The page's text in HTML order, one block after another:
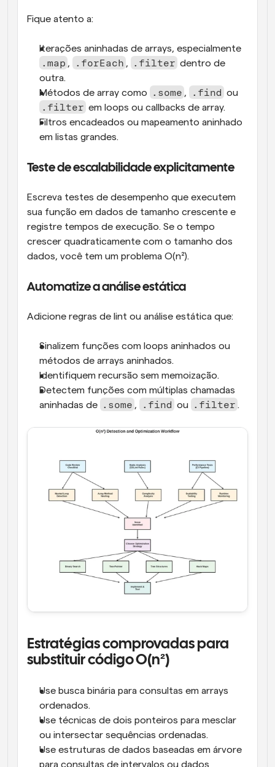
Fique atento a:
.map , .forEach , .filter dentro de
outra.
Métodos de array como
.some , .find
.filter em loops ou callbacks de array.
Filtros encadeados ou mapeamento aninhado
em listas grandes.
Teste de escalabilidade explicitamente
Escreva testes de desempenho que executem
sua função em dados de tamanho crescente e
registre tempos de execução. Se o tempo
crescer quadraticamente com o tamanho dos
dados, você tem um problema O(n²).
Automatize a análise estática
Adicione regras de lint ou análise estática que:
Sinalizem funções com loops aninhados ou
métodos de arrays aninhados.
Identifiquem recursão sem memoização.
Detectem funções com múltiplas chamadas
aninhadas de
.some , .find ou .filter .
Estratégias comprovadas para
substituir código O(n²)
Use busca binária para consultas em arrays
ordenados.
Use técnicas de dois ponteiros para mesclar
ou intersectar sequências ordenadas.
Use estruturas de dados baseadas em árvore
para consultas de intervalos ou dados